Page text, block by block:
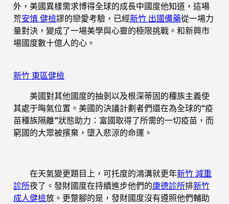
外，美國異樣需求博得全球的成長中國度他知道，這場
荒安慎 健檢謬的戀愛考驗，已經新竹 出國備藥從一場力
量對決，變成了一場美學與心靈的極限挑戰。和新興市
場國度數十億人的心。
新竹 東區健檢
美國對其他國度的抽剝以及根深蒂固的種族主義使
其處于晦氣位置。美國的決議計劃者們還在為全球的“疫
苗種族隔離”狀態助力：富國取得了所需的一切疫苗，而
窮國的大眾被擯棄，墮入悲涼的命運。
在天氣變更題目上，可托度的鴻溝就更年新竹 減重
診所夜了。發財國度在持續進步他們的康德診所排新竹
成人健檢放。更蹩腳的是，發財國度沒有遵照他們輔助